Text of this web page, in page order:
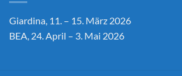
Giardina, 11. – 15. März 2026
BEA, 24. April – 3. Mai 2026